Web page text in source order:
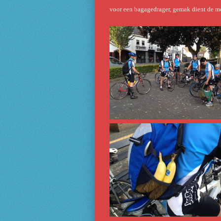
voor een bagagedrager, gemak dient de